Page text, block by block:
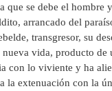
que se debe el hombre
arrancado del
transgresor, su
vida, producto
con lo viviente y ha
la extenuación con la